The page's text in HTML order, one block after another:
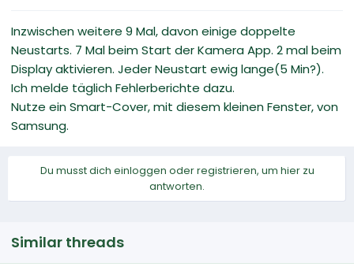
Inzwischen weitere 9 Mal, davon einige doppelte
Neustarts. 7 Mal beim Start der Kamera App. 2 mal beim
Display aktivieren. Jeder Neustart ewig lange(5 Min?).
Ich melde täglich Fehlerberichte dazu.
Nutze ein Smart-Cover, mit diesem kleinen Fenster, von
Samsung.
Du musst dich einloggen oder registrieren, um hier zu
antworten.
Similar threads